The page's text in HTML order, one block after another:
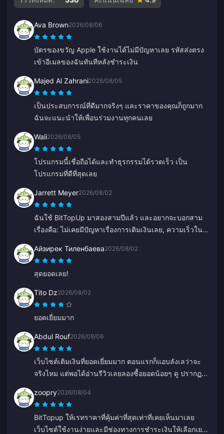
Ava Brown2026/08/06
บัตรของขวัญ Apple ใช้งานได้ไม่มีปัญหาเลย รหัสส่งตรง
เข้าอีเมลของฉันทันทีหลังชำระเงิน
Majed Al Zahrani2026/08/05
เป็นประสบการณ์ที่ดีมากจริงๆ และราคาของคุณก็ถูกมาก
ฉันจะแนะนำให้เพื่อนร่วมงานทุกคนเลย
Wali2026/08/05
โปรแกรมนี้เชื่อถือได้และทำธุรกรรมได้รวดเร็ว เป็น
โปรแกรมที่ดีที่สุดเลย
Jarrett Meyer2026/08/02
ฉันใช้ BitTopUp มาสองสามปีแล้ว และอยากจะบอกสาม
เรื่องคือ: ไม่เคยมีปัญหาเรื่องการเติมเงินเลย, ความเร็วใน
คลิกไม่กี่ทีก็เรียบร้อย ช่วยให้ชีวิตง่ายขึ้นเยอะ
Айзирек Тиленбаева2026/08/02
สุดยอดเลย!
Tito Dz2026/08/02
ยอดเยี่ยมมาก
Abdul Rouf2026/08/06
เว็บไซต์เติมเงินที่ยอดเยี่ยมมาก ตอนแรกก็แอบลังเลว่าจะ
จริงไหม แต่พอได้อ่านรีวิวเลยลองซื้อยอดน้อยๆ ดู ปรากฏว่า
zoopry2026/08/04
BitTopup ให้เรทราคาที่คุ้มค่าที่สุดเท่าที่เคยเห็นมาเลย
เว็บไซต์ใช้งานง่ายและมีช่องทางการชำระเงินให้เลือกเยอะ